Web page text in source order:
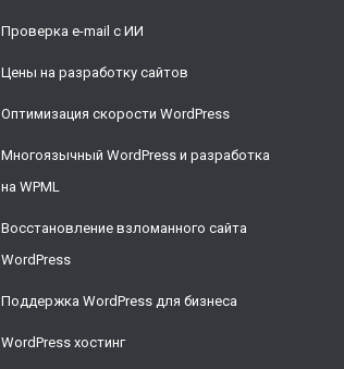
Проверка e-mail с ИИ
Цены на разработку сайтов
Оптимизация скорости WordPress
Многоязычный WordPress и разработка
на WPML
Восстановление взломанного сайта
WordPress
Поддержка WordPress для бизнеса
WordPress хостинг